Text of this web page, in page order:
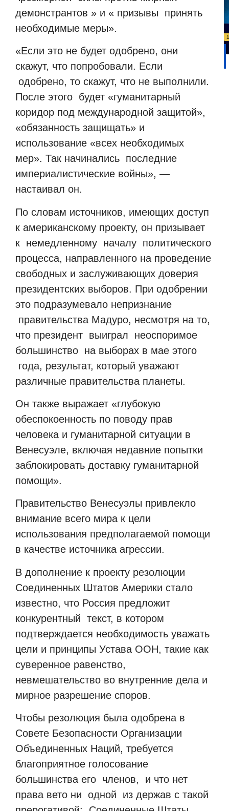
демонстрантов » и « призывы
принять
необходимые меры».
«Если это не будет одобрено, они
скажут, что попробовали. Если
одобрено, то скажут, что не выполнили.
После этого будет «гуманитарный
коридор под международной защитой»,
«обязанность защищать» и
использование «всех необходимых
мер». Так начинались последние
империалистические войны», —
настаивал он.
По словам источников, имеющих доступ
к американскому проекту, он призывает
к немедленному началу политического
процесса, направленного на проведение
свободных и заслуживающих доверия
президентских выборов. При одобрении
это подразумевало непризнание
правительства Мадуро, несмотря на то,
что президент выиграл
неоспоримое
большинство на выборах в мае этого
года, результат, который уважают
различные правительства планеты.
Он также выражает «глубокую
обеспокоенность по поводу прав
человека и гуманитарной ситуации в
Венесуэле, включая недавние попытки
заблокировать доставку гуманитарной
помощи».
Правительство Венесуэлы привлекло
внимание всего мира к цели
использования предполагаемой помощи
в качестве источника агрессии.
В дополнение к проекту резолюции
Соединенных Штатов Америки стало
известно, что Россия предложит
конкурентный текст, в котором
подтверждается необходимость уважать
цели и принципы Устава ООН, такие как
суверенное равенство,
невмешательство во внутренние дела и
мирное разрешение споров.
Чтобы резолюция была одобрена в
Совете Безопасности Организации
Объединенных Наций, требуется
благоприятное голосование
большинства его членов,
и что нет
права вето ни одной
из держав с такой